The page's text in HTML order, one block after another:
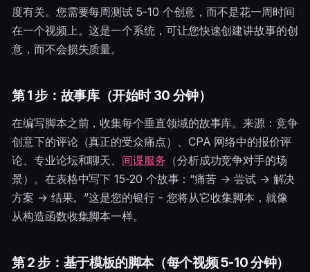
度有关。您需要每周测试 5-10 个创意，而不是花一周时间
在一个视频上。这是一个系统，可让您快速创建讲故事的创
意，而不会损失质量。
第 1 步：故事库（开始时 30 分钟）
在编写脚本之前，收集每个垂直领域的故事库。来源：竞争
创意下的评论（真正的受众痛点）、CPA 网络中的报价评
论、专业论坛和聊天、 间谍服务 （分析成功竞争对手的场
景）。在表格中写下 15-20 个故事：“痛苦 → 尝试 → 解决
方案 → 结果。”这是您的银行 - 您将从它收集脚本，就像
从构造函数收集脚本一样。
第 2 步：基于模板的脚本（每个视频 5-10 分钟）